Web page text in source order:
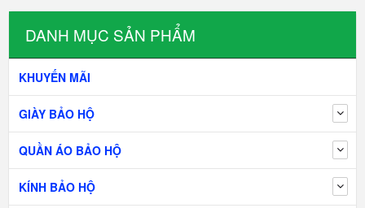
DANH MỤC SẢN PHẨM
KHUYẾN MÃI
GIÀY BẢO HỘ
QUẦN ÁO BẢO HỘ
KÍNH BẢO HỘ